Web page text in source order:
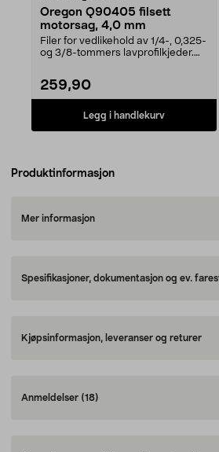
Oregon Q90405 filsett
motorsag, 4,0 mm
Filer for vedlikehold av 1/4-, 0,325-
og 3/8-tommers lavprofilkjeder.
259,90
Legg i handlekurv
Produktinformasjon
Mer informasjon
Spesifikasjoner, dokumentasjon og ev.
Kjøpsinformasjon, leveranser og returer
Anmeldelser (18)